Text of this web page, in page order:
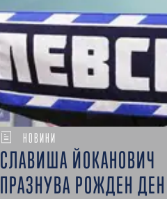
НОВИНИ
СЛАВИША ЙОКАНОВИЧ
ПРАЗНУВА РОЖДЕН ДЕН